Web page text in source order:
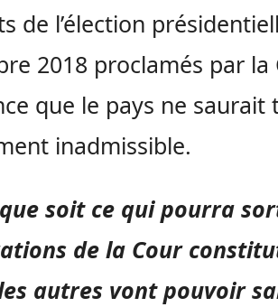
de l’élection
2018 proclamés par la
que le pays ne saurait
inadmissible.
soit ce qui pourra
de la Cour
autres vont pouvoir